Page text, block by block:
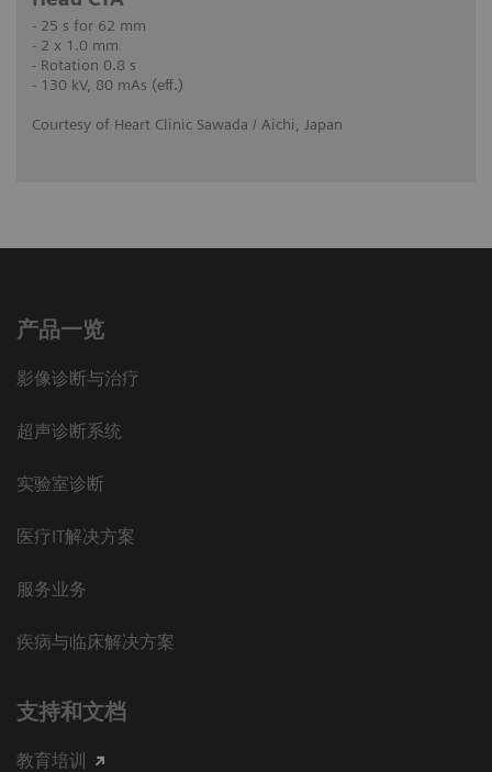
- 25 s for 62 mm
- 2 x 1.0 mm
- Rotation 0.8 s
- 130 kV, 80 mAs (eff.)
Courtesy of Heart Clinic Sawada / Aichi, Japan
产品一览
影像诊断与治疗
超声诊断系统
实验室诊断
医疗IT解决方案
服务业务
疾病与临床解决方案
支持和文档
教育培训